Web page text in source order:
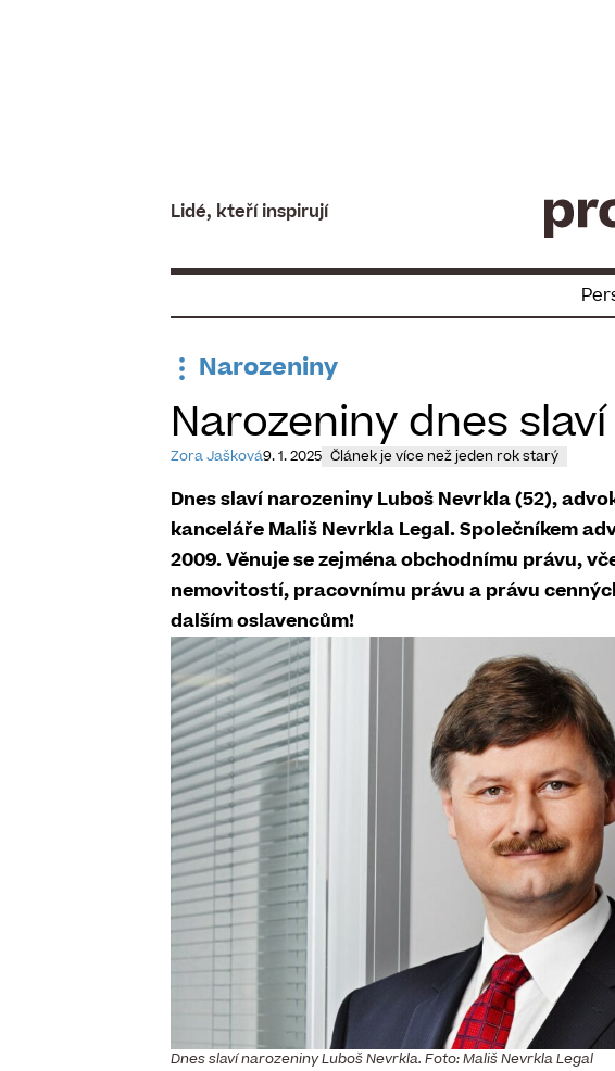
Lidé, kteří inspirují
Narozeniny
Narozeniny dnes
Zora Jašková9. 1. 2025 Článek je více než jeden rok starý
Dnes slaví narozeniny Luboš Nevrkla (52),
kanceláře Mališ Nevrkla Legal. Společníkem
2009. Věnuje se zejménaobchodnímu právu,
nemovitostí, pracovnímu právu a právu
dalším oslavencům!
Dnes slaví narozeniny Luboš Nevrkla. Foto: Mališ Nevrkla Legal